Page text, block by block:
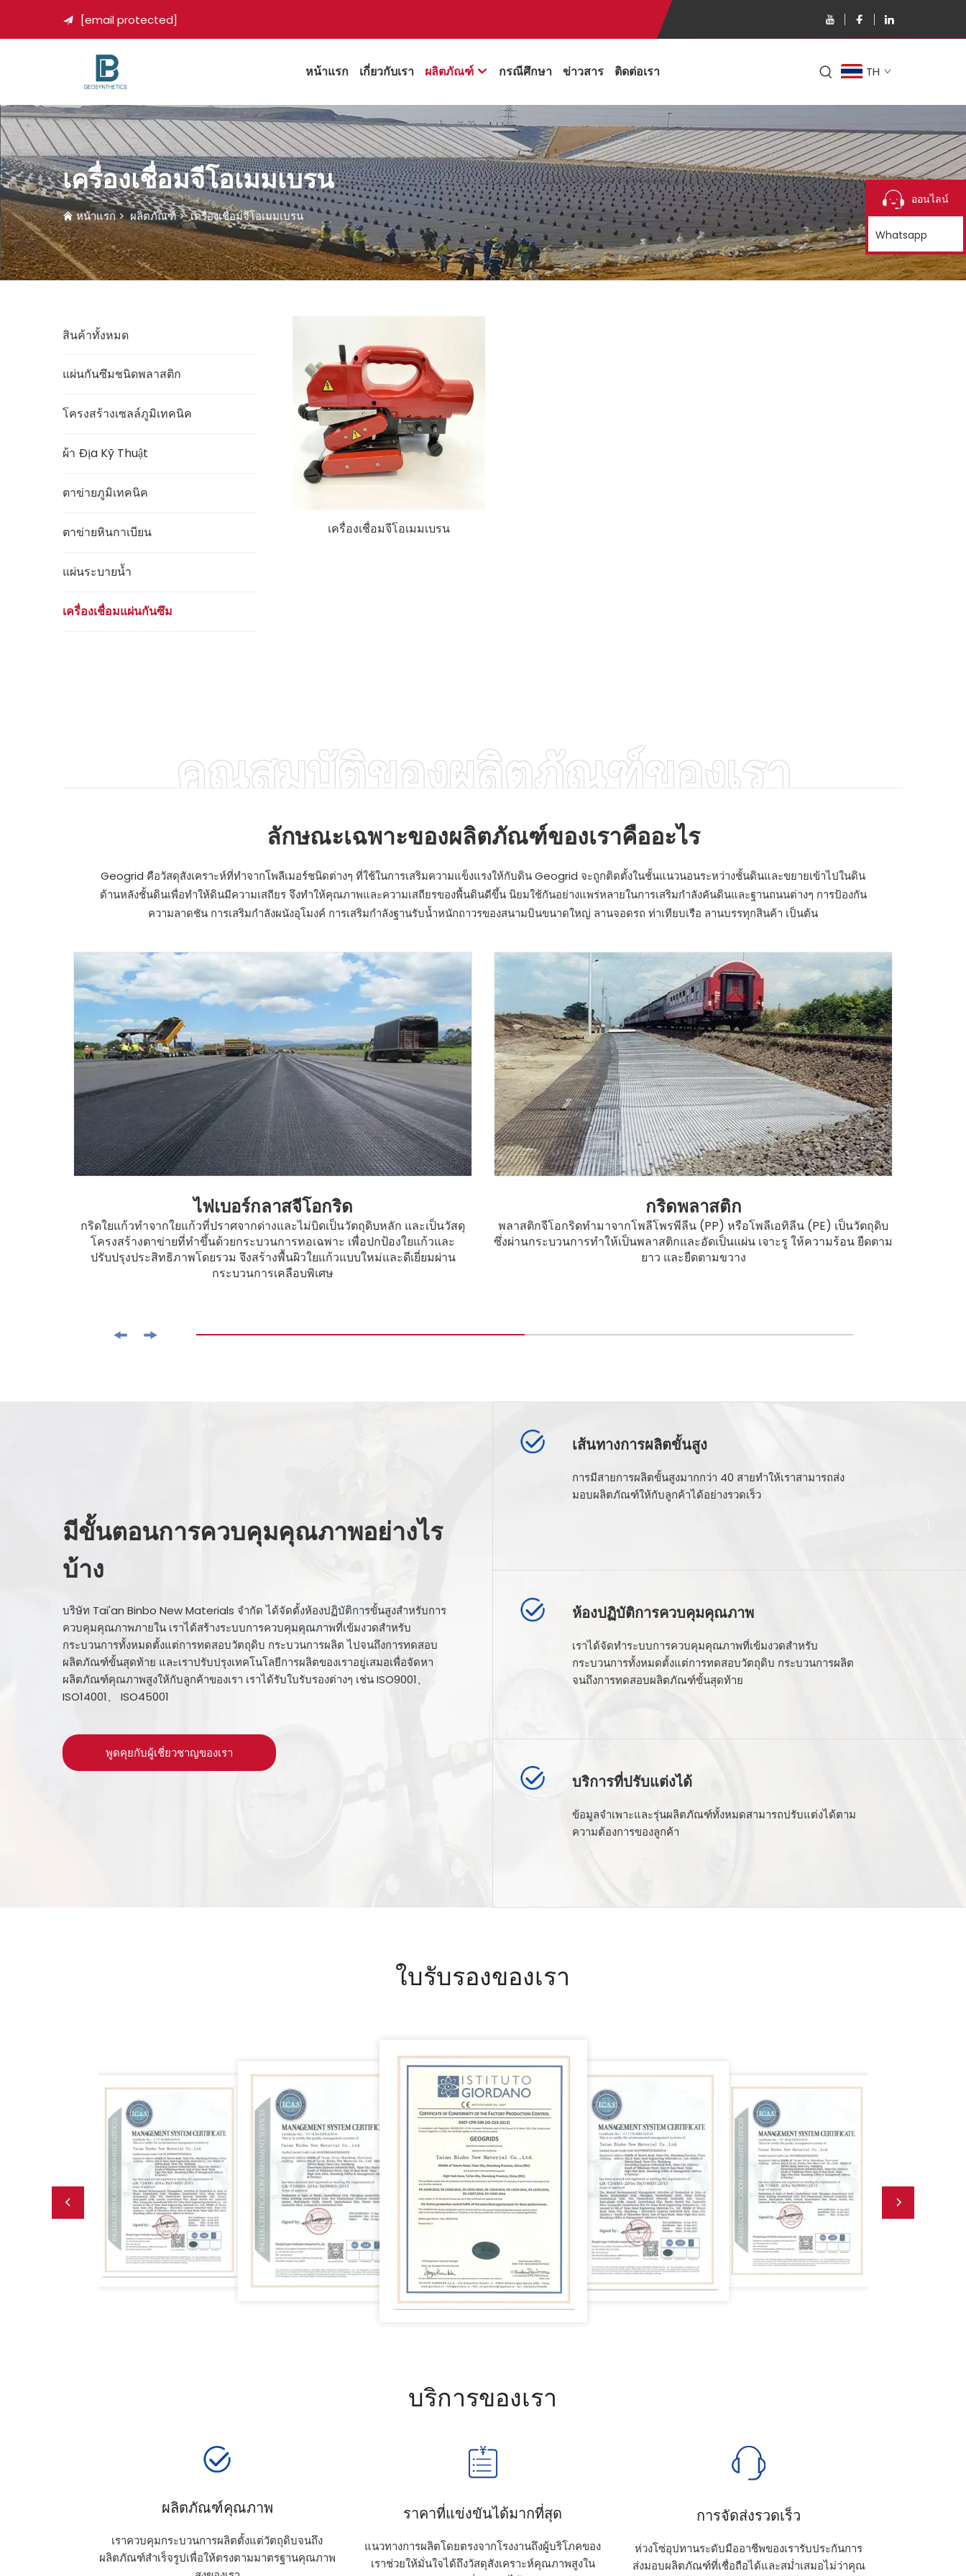
 [email protected]
หน้าแรก เกี่ยวกับเรา ผลิตภัณฑ์  กรณีศึกษา ข่าวสาร ติดต่อเรา TH
เครื่องเชื่อมจีโอเมมเบรน
หน้าแรก>ผลิตภัณฑ์>เครื่องเชื่อมจีโอเมมเบรน
สินค้าทั้งหมด
แผ่นกันซึมชนิดพลาสติก
โครงสร้างเซลล์ภูมิเทคนิค
ผ้า Địa Kỹ Thuật
ตาข่ายภูมิเทคนิค
ตาข่ายหินกาเบียน
แผ่นระบายน้ำ
เครื่องเชื่อมแผ่นกันซึม
เครื่องเชื่อมจีโอเมมเบรน
คุณสมบัติของผลิตภัณฑ์ของเรา
ลักษณะเฉพาะของผลิตภัณฑ์ของเราคืออะไร
Geogrid คือวัสดุสังเคราะห์ที่ทำจากโพลีเมอร์ชนิดต่างๆ ที่ใช้ในการเสริมความแข็งแรงให้กับดิน Geogrid จะถูกติดตั้งในชั้นแนวนอนระหว่างชั้นดินและขยายเข้าไปในดิน
ด้านหลังชั้นดินเพื่อทำให้ดินมีความเสถียร จึงทำให้คุณภาพและความเสถียรของพื้นดินดีขึ้น นิยมใช้กันอย่างแพร่หลายในการเสริมกำลังคันดินและฐานถนนต่างๆ การป้องกัน
ความลาดชัน การเสริมกำลังผนังอุโมงค์ การเสริมกำลังฐานรับน้ำหนักถาวรของสนามบินขนาดใหญ่ ลานจอดรถ ท่าเทียบเรือ ลานบรรทุกสินค้า เป็นต้น
ไฟเบอร์กลาสจีโอกริด
กริดใยแก้วทำจากใยแก้วที่ปราศจากด่างและไม่บิดเป็นวัตถุดิบหลัก และเป็นวัสดุ
โครงสร้างตาข่ายที่ทำขึ้นด้วยกระบวนการทอเฉพาะ เพื่อปกป้องใยแก้วและ
ปรับปรุงประสิทธิภาพโดยรวม จึงสร้างพื้นผิวใยแก้วแบบใหม่และดีเยี่ยมผ่าน
กระบวนการเคลือบพิเศษ
กริดพลาสติก
พลาสติกจีโอกริดทำมาจากโพลีโพรพีลีน (PP) หรือโพลีเอทิลีน (PE) เป็นวัตถุดิบ
ซึ่งผ่านกระบวนการทำให้เป็นพลาสติกและอัดเป็นแผ่น เจาะรู ให้ความร้อน ยืดตาม
ยาว และยืดตามขวาง
มีขั้นตอนการควบคุมคุณภาพอย่างไร
บ้าง
บริษัท Tai'an Binbo New Materials จำกัด ได้จัดตั้งห้องปฏิบัติการขั้นสูงสำหรับการ
ควบคุมคุณภาพภายใน เราได้สร้างระบบการควบคุมคุณภาพที่เข้มงวดสำหรับ
กระบวนการทั้งหมดตั้งแต่การทดสอบวัตถุดิบ กระบวนการผลิต ไปจนถึงการทดสอบ
ผลิตภัณฑ์ขั้นสุดท้าย และเราปรับปรุงเทคโนโลยีการผลิตของเราอยู่เสมอเพื่อจัดหา
ผลิตภัณฑ์คุณภาพสูงให้กับลูกค้าของเรา เราได้รับใบรับรองต่างๆ เช่น ISO9001、
ISO14001、 ISO45001
พูดคุยกับผู้เชี่ยวชาญของเรา
เส้นทางการผลิตขั้นสูง
การมีสายการผลิตขั้นสูงมากกว่า 40 สายทำให้เราสามารถส่ง
มอบผลิตภัณฑ์ให้กับลูกค้าได้อย่างรวดเร็ว
ห้องปฏิบัติการควบคุมคุณภาพ
เราได้จัดทำระบบการควบคุมคุณภาพที่เข้มงวดสำหรับ
กระบวนการทั้งหมดตั้งแต่การทดสอบวัตถุดิบ กระบวนการผลิต
จนถึงการทดสอบผลิตภัณฑ์ขั้นสุดท้าย
บริการที่ปรับแต่งได้
ข้อมูลจำเพาะและรุ่นผลิตภัณฑ์ทั้งหมดสามารถปรับแต่งได้ตาม
ความต้องการของลูกค้า
ใบรับรองของเรา
บริการของเรา
ผลิตภัณฑ์คุณภาพ
เราควบคุมกระบวนการผลิตตั้งแต่วัตถุดิบจนถึง
ผลิตภัณฑ์สำเร็จรูปเพื่อให้ตรงตามมาตรฐานคุณภาพ
ราคาที่แข่งขันได้มากที่สุด
แนวทางการผลิตโดยตรงจากโรงงานถึงผู้บริโภคของ
เราช่วยให้มั่นใจได้ถึงวัสดุสังเคราะห์คุณภาพสูงใน
การจัดส่งรวดเร็ว
ห่วงโซ่อุปทานระดับมืออาชีพของเรารับประกันการ
ส่งมอบผลิตภัณฑ์ที่เชื่อถือได้และสม่ำเสมอไม่ว่าคุณ
ออนไลน์
Whatsapp